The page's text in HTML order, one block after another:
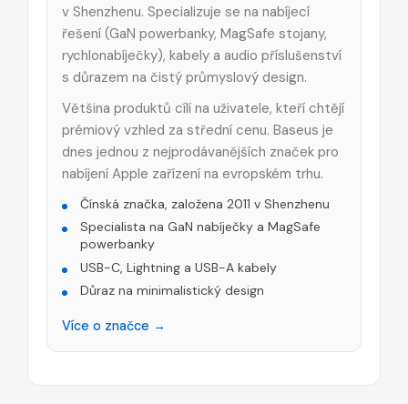
v Shenzhenu. Specializuje se na nabíjecí
řešení (GaN powerbanky, MagSafe stojany,
rychlonabíječky), kabely a audio příslušenství
s důrazem na čistý průmyslový design.
Většina produktů cílí na uživatele, kteří chtějí
prémiový vzhled za střední cenu. Baseus je
dnes jednou z nejprodávanějších značek pro
nabíjení Apple zařízení na evropském trhu.
Čínská značka, založena 2011 v Shenzhenu
Specialista na GaN nabíječky a MagSafe
powerbanky
USB-C, Lightning a USB-A kabely
Důraz na minimalistický design
Více o značce →